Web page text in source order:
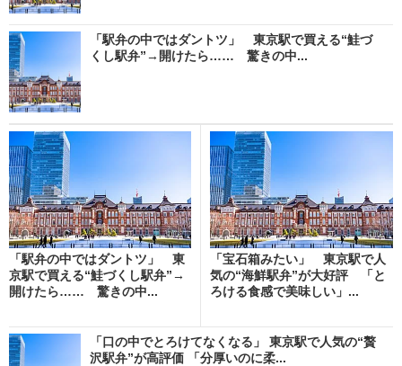
「駅弁の中ではダントツ」 東京駅で買える“鮭づ
くし駅弁”→開けたら…… 驚きの中...
「駅弁の中ではダントツ」 東
京駅で買える“鮭づくし駅弁”→
開けたら…… 驚きの中...
「宝石箱みたい」 東京駅で人
気の“海鮮駅弁”が大好評 「と
ろける食感で美味しい」...
「口の中でとろけてなくなる」 東京駅で人気の“贅
沢駅弁”が高評価 「分厚いのに柔...